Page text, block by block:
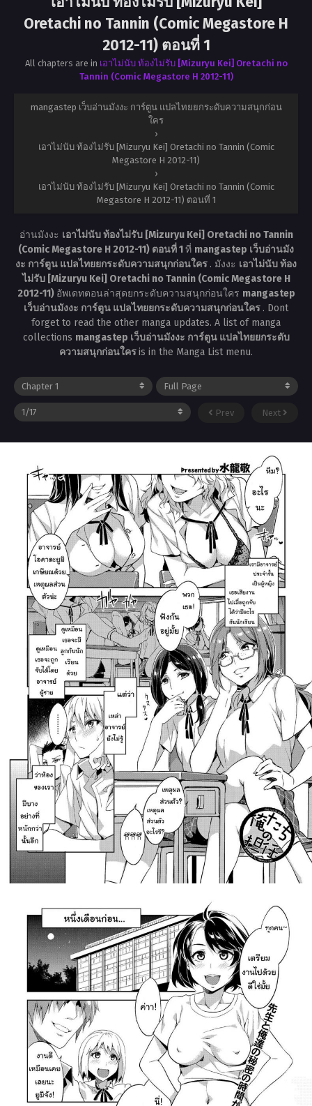
Oretachi no Tannin (Comic Megastore H
2012-11) ตอนที่ 1
All chapters are in เอาไม่นับ ท้องไม่รับ [Mizuryu Kei] Oretachi no
Tannin (Comic Megastore H 2012-11)
mangastep เว็บอ่านมังงะ การ์ตูน แปลไทยยกระดับความสนุกก่อน
ใคร
›
เอาไม่นับ ท้องไม่รับ [Mizuryu Kei] Oretachi no Tannin (Comic
Megastore H 2012-11)
›
เอาไม่นับ ท้องไม่รับ [Mizuryu Kei] Oretachi no Tannin (Comic
Megastore H 2012-11) ตอนที่ 1
อ่านมังงะ เอาไม่นับ ท้องไม่รับ [Mizuryu Kei] Oretachi no Tannin
(Comic Megastore H 2012-11) ตอนที่ 1ที่ mangastep เว็บอ่านมัง
งะ การ์ตูน แปลไทยยกระดับความสนุกก่อนใคร . มังงะ เอาไม่นับ ท้อง
ไม่รับ [Mizuryu Kei] Oretachi no Tannin (Comic Megastore H
2012-11) อัพเดทตอนล่าสุดยกระดับความสนุกก่อนใคร mangastep
เว็บอ่านมังงะ การ์ตูน แปลไทยยกระดับความสนุกก่อนใคร . Dont
forget to read the other manga updates. A list of manga
collections mangastep เว็บอ่านมังงะ การ์ตูน แปลไทยยกระดับ
ความสนุกก่อนใครis in the Manga List menu.
Prev Next